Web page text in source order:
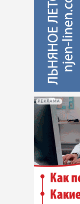
РЕКЛАМА